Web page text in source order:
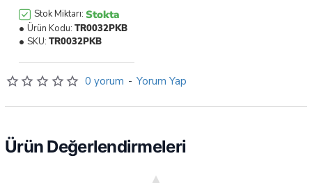
0 yorum - Yorum Yap
Stok Miktarı: Stokta
Ürün Kodu: TR0032PKB
SKU: TR0032PKB
Ürün Değerlendirmeleri